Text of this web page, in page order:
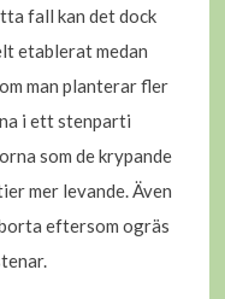
fall kan det dock
etablerat medan
man planterar fler
i ett stenparti
som de krypande
mer levande. Även
eftersom ogräs